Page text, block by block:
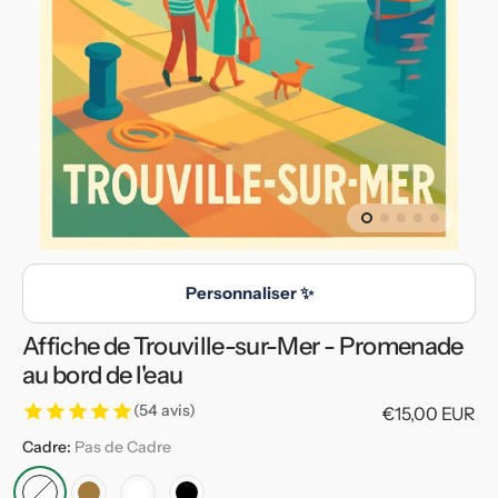
en
vedette
dans
la
vue
de
la
galerie
Personnaliser ✨
Affiche de Trouville-sur-Mer - Promenade
au bord de l'eau
(54 avis)
Prix
€15,00 EUR
Cadre: Pas de Cadre